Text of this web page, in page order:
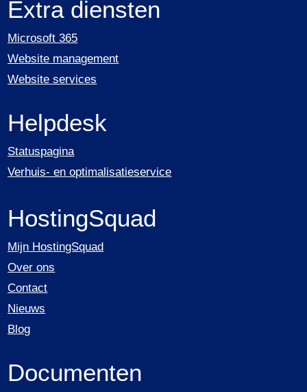
Extra diensten
Microsoft 365
Website management
Website services
Helpdesk
Statuspagina
Verhuis- en optimalisatieservice
HostingSquad
Mijn HostingSquad
Over ons
Contact
Nieuws
Blog
Documenten